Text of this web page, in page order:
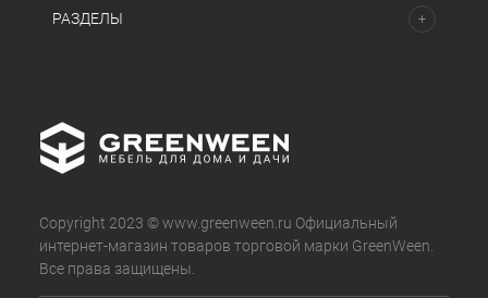
РАЗДЕЛЫ
Copyright 2023 © www.greenween.ru Официальный
интернет-магазин товаров торговой марки GreenWeen.
Все права защищены.